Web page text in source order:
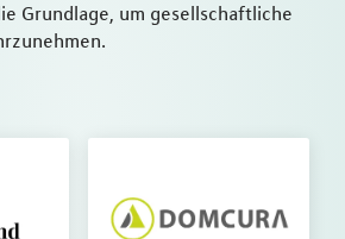
Grundlage, um gesellschaftliche